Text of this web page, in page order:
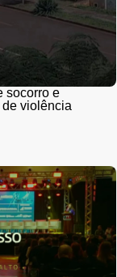
socorro e
violência